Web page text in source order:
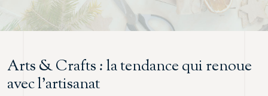
Arts & Crafts : la tendance qui renoue
avec l’artisanat